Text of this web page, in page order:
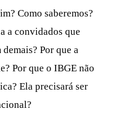
Como saberemos?
a convidados que
Por que a
Por que o IBGE não
Ela precisará ser